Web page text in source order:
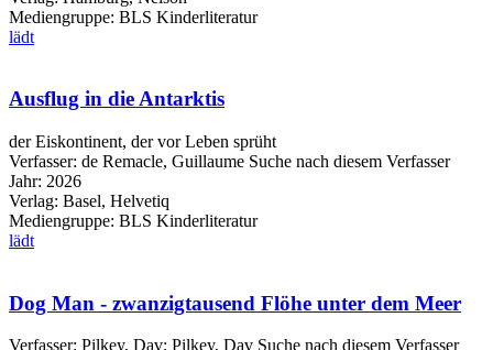
Mediengruppe: BLS Kinderliteratur
lädt
Ausflug in die Antarktis
der Eiskontinent, der vor Leben sprüht
Verfasser: de Remacle, Guillaume Suche nach diesem Verfasser
Jahr: 2026
Verlag: Basel, Helvetiq
Mediengruppe: BLS Kinderliteratur
lädt
Dog Man - zwanzigtausend Flöhe unter dem Meer
Verfasser: Pilkey, Dav; Pilkey, Dav Suche nach diesem Verfasser